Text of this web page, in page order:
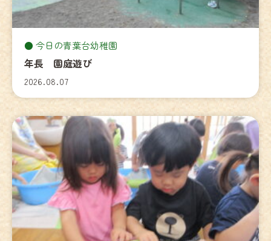
今日の青葉台幼稚園
年長 園庭遊び
2026.08.07